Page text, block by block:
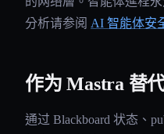
分析请参阅 AI 智能体安
作为 Mastra 替
通过 Blackboard 状态、